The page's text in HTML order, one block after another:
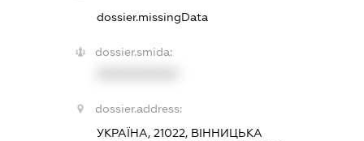
dossier.missingData
dossier.smida:
dossier.address:
УКРАЇНА, 21022, ВІННИЦЬКА